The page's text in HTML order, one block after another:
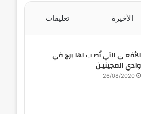
الأخيرة تعليقات
الأفعـى التي نُصـب لها برج في
وادي المجينيـن
26/08/2020